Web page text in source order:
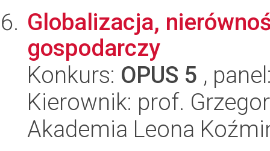
Globalizacja,
gospodarczy
Konkurs: OPUS 5 ,
Kierownik: prof.
Akademia Leona